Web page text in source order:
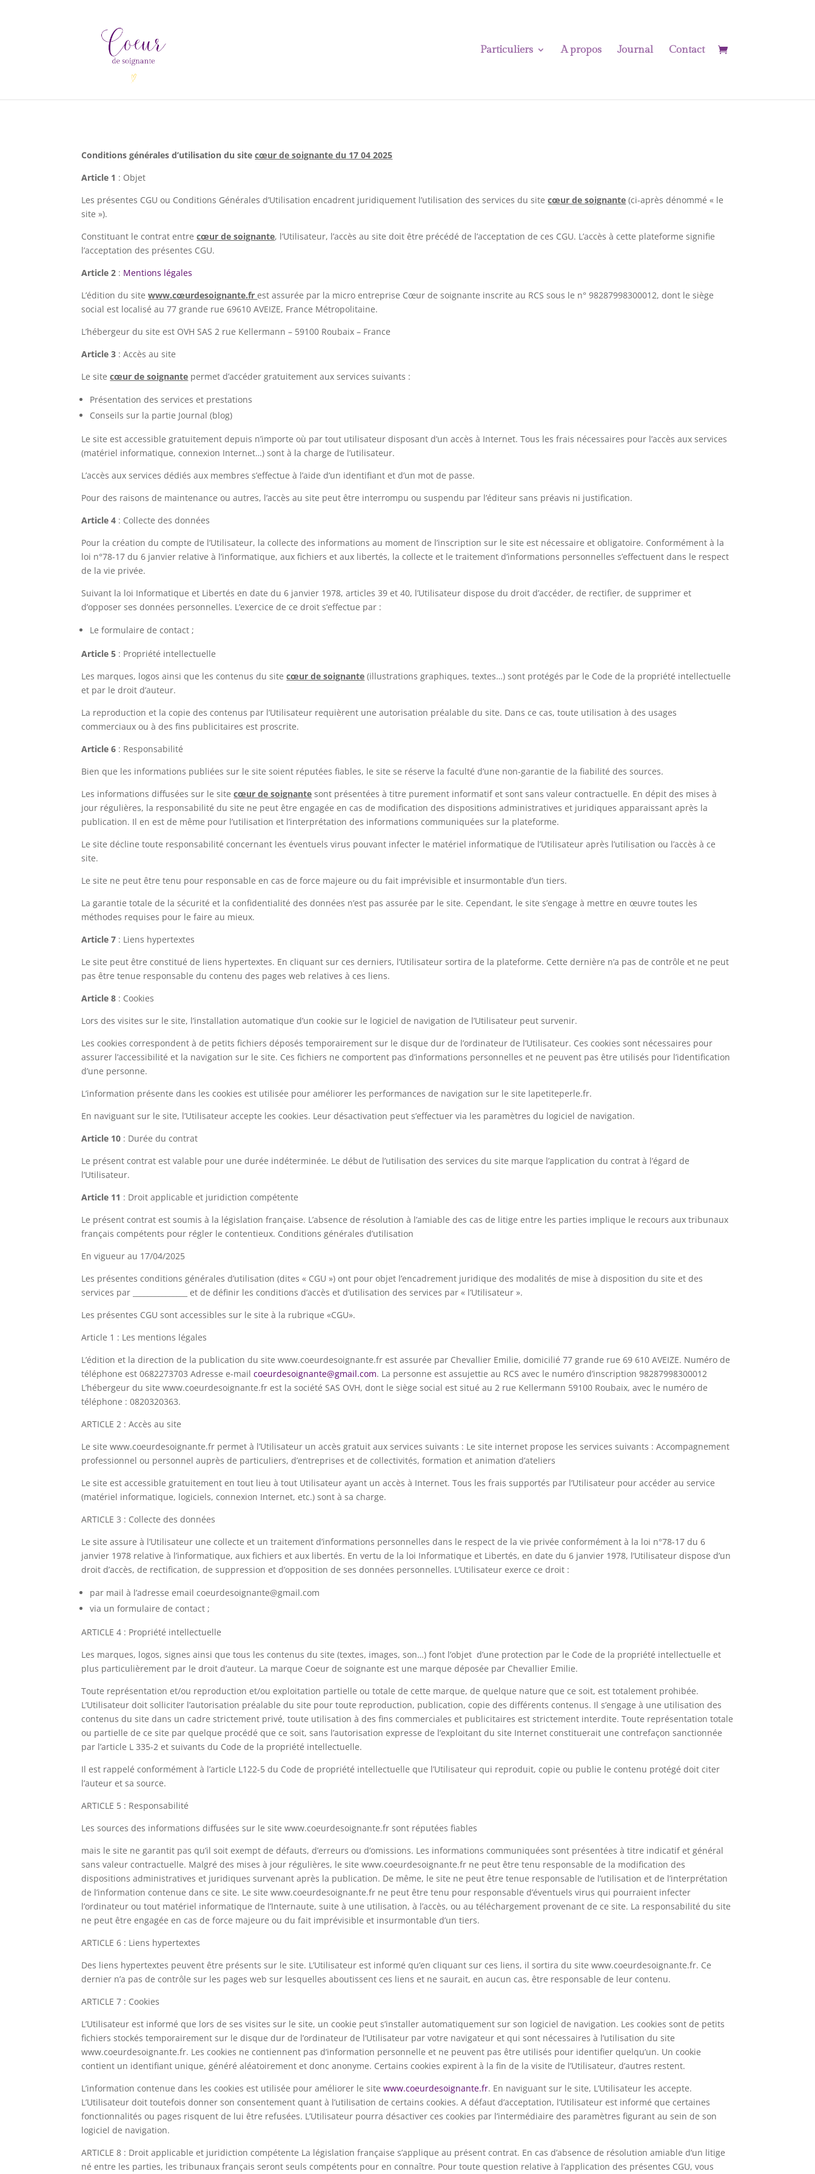
Particuliers A propos Journal Contact
Conditions générales d’utilisation du sitecœur de soignante du 17 04 2025
Article 1 : Objet
Les présentes CGU ou Conditions Générales d’Utilisation encadrent juridiquement l’utilisation des services du sitecœur de soignante (ci-après dénommé « le
site »).
Constituant le contrat entrecœur de soignante, l’Utilisateur, l’accès au site doit être précédé de l’acceptation de ces CGU. L’accès à cette plateforme signifie
l’acceptation des présentes CGU.
Article 2 : Mentions légales
L’édition du sitewww.cœurdesoignante.frest assurée par la micro entreprise Cœur de soignante inscrite au RCS sous le n° 98287998300012, dont le siège
social est localisé au 77 grande rue 69610 AVEIZE, France Métropolitaine.
L’hébergeur du site est OVH SAS 2 rue Kellermann – 59100 Roubaix – France
Article 3 : Accès au site
Le sitecœur de soignante permet d’accéder gratuitement aux services suivants :
Présentation des services et prestations
Conseils sur la partie Journal (blog)
Le site est accessible gratuitement depuis n’importe où par tout utilisateur disposant d’un accès à Internet. Tous les frais nécessaires pour l’accès aux services
(matériel informatique, connexion Internet…) sont à la charge de l’utilisateur.
L’accès aux services dédiés aux membres s’effectue à l’aide d’un identifiant et d’un mot de passe.
Pour des raisons de maintenance ou autres, l’accès au site peut être interrompu ou suspendu par l’éditeur sans préavis ni justification.
Article 4 : Collecte des données
Pour la création du compte de l’Utilisateur, la collecte des informations au moment de l’inscription sur le site est nécessaire et obligatoire. Conformément à la
loi n°78-17 du 6 janvier relative à l’informatique, aux fichiers et aux libertés, la collecte et le traitement d’informations personnelles s’effectuent dans le respect
de la vie privée.
Suivant la loi Informatique et Libertés en date du 6 janvier 1978, articles 39 et 40, l’Utilisateur dispose du droit d’accéder, de rectifier, de supprimer et
d’opposer ses données personnelles. L’exercice de ce droit s’effectue par :
Le formulaire de contact ;
Article 5 : Propriété intellectuelle
Les marques, logos ainsi que les contenus du sitecœur de soignante (illustrations graphiques, textes…) sont protégés par le Code de la propriété intellectuelle
et par le droit d’auteur.
La reproduction et la copie des contenus par l’Utilisateur requièrent une autorisation préalable du site. Dans ce cas, toute utilisation à des usages
commerciaux ou à des fins publicitaires est proscrite.
Article 6 : Responsabilité
Bien que les informations publiées sur le site soient réputées fiables, le site se réserve la faculté d’une non-garantie de la fiabilité des sources.
Les informations diffusées sur le sitecœur de soignante sont présentées à titre purement informatif et sont sans valeur contractuelle. En dépit des mises à
jour régulières, la responsabilité du site ne peut être engagée en cas de modification des dispositions administratives et juridiques apparaissant après la
publication. Il en est de même pour l’utilisation et l’interprétation des informations communiquées sur la plateforme.
Le site décline toute responsabilité concernant les éventuels virus pouvant infecter le matériel informatique de l’Utilisateur après l’utilisation ou l’accès à ce
site.
Le site ne peut être tenu pour responsable en cas de force majeure ou du fait imprévisible et insurmontable d’un tiers.
La garantie totale de la sécurité et la confidentialité des données n’est pas assurée par le site. Cependant, le site s’engage à mettre en œuvre toutes les
méthodes requises pour le faire au mieux.
Article 7 : Liens hypertextes
Le site peut être constitué de liens hypertextes. En cliquant sur ces derniers, l’Utilisateur sortira de la plateforme. Cette dernière n’a pas de contrôle et ne peut
pas être tenue responsable du contenu des pages web relatives à ces liens.
Article 8 : Cookies
Lors des visites sur le site, l’installation automatique d’un cookie sur le logiciel de navigation de l’Utilisateur peut survenir.
Les cookies correspondent à de petits fichiers déposés temporairement sur le disque dur de l’ordinateur de l’Utilisateur. Ces cookies sont nécessaires pour
assurer l’accessibilité et la navigation sur le site. Ces fichiers ne comportent pas d’informations personnelles et ne peuvent pas être utilisés pour l’identification
d’une personne.
L’information présente dans les cookies est utilisée pour améliorer les performances de navigation sur le site lapetiteperle.fr.
En naviguant sur le site, l’Utilisateur accepte les cookies. Leur désactivation peut s’effectuer via les paramètres du logiciel de navigation.
Article 10 : Durée du contrat
Le présent contrat est valable pour une durée indéterminée. Le début de l’utilisation des services du site marque l’application du contrat à l’égard de
l’Utilisateur.
Article 11 : Droit applicable et juridiction compétente
Le présent contrat est soumis à la législation française. L’absence de résolution à l’amiable des cas de litige entre les parties implique le recours aux tribunaux
français compétents pour régler le contentieux. Conditions générales d’utilisation
En vigueur au 17/04/2025
Les présentes conditions générales d’utilisation (dites « CGU ») ont pour objet l’encadrement juridique des modalités de mise à disposition du site et des
services par _______________ et de définir les conditions d’accès et d’utilisation des services par « l’Utilisateur ».
Les présentes CGU sont accessibles sur le site à la rubrique «CGU».
Article 1 : Les mentions légales
L’édition et la direction de la publication du site www.coeurdesoignante.fr est assurée par Chevallier Emilie, domicilié 77 grande rue 69 610 AVEIZE. Numéro de
téléphone est 0682273703 Adresse e-mailcoeurdesoignante@gmail.com. La personne est assujettie au RCS avec le numéro d’inscription 98287998300012
L’hébergeur du site www.coeurdesoignante.fr est la société SAS OVH, dont le siège social est situé au 2 rue Kellermann 59100 Roubaix, avec le numéro de
téléphone : 0820320363.
ARTICLE 2 : Accès au site
Le site www.coeurdesoignante.fr permet à l’Utilisateur un accès gratuit aux services suivants : Le site internet propose les services suivants : Accompagnement
professionnel ou personnel auprès de particuliers, d’entreprises et de collectivités, formation et animation d’ateliers
Le site est accessible gratuitement en tout lieu à tout Utilisateur ayant un accès à Internet. Tous les frais supportés par l’Utilisateur pour accéder au service
(matériel informatique, logiciels, connexion Internet, etc.) sont à sa charge.
ARTICLE 3 : Collecte des données
Le site assure à l’Utilisateur une collecte et un traitement d’informations personnelles dans le respect de la vie privée conformément à la loi n°78-17 du 6
janvier 1978 relative à l’informatique, aux fichiers et aux libertés. En vertu de la loi Informatique et Libertés, en date du 6 janvier 1978, l’Utilisateur dispose d’un
droit d’accès, de rectification, de suppression et d’opposition de ses données personnelles. L’Utilisateur exerce ce droit :
par mail à l’adresse email coeurdesoignante@gmail.com
via un formulaire de contact ;
ARTICLE 4 : Propriété intellectuelle
Les marques, logos, signes ainsi que tous les contenus du site (textes, images, son…) font l’objet d’une protection par le Code de la propriété intellectuelle et
plus particulièrement par le droit d’auteur. La marque Coeur de soignante est une marque déposée par Chevallier Emilie.
Toute représentation et/ou reproduction et/ou exploitation partielle ou totale de cette marque, de quelque nature que ce soit, est totalement prohibée.
L’Utilisateur doit solliciter l’autorisation préalable du site pour toute reproduction, publication, copie des différents contenus. Il s’engage à une utilisation des
contenus du site dans un cadre strictement privé, toute utilisation à des fins commerciales et publicitaires est strictement interdite. Toute représentation totale
ou partielle de ce site par quelque procédé que ce soit, sans l’autorisation expresse de l’exploitant du site Internet constituerait une contrefaçon sanctionnée
par l’article L 335-2 et suivants du Code de la propriété intellectuelle.
Il est rappelé conformément à l’article L122-5 du Code de propriété intellectuelle que l’Utilisateur qui reproduit, copie ou publie le contenu protégé doit citer
l’auteur et sa source.
ARTICLE 5 : Responsabilité
Les sources des informations diffusées sur le site www.coeurdesoignante.fr sont réputées fiables
mais le site ne garantit pas qu’il soit exempt de défauts, d’erreurs ou d’omissions. Les informations communiquées sont présentées à titre indicatif et général
sans valeur contractuelle. Malgré des mises à jour régulières, le site www.coeurdesoignante.fr ne peut être tenu responsable de la modification des
dispositions administratives et juridiques survenant après la publication. De même, le site ne peut être tenue responsable de l’utilisation et de l’interprétation
de l’information contenue dans ce site. Le site www.coeurdesoignante.fr ne peut être tenu pour responsable d’éventuels virus qui pourraient infecter
l’ordinateur ou tout matériel informatique de l’Internaute, suite à une utilisation, à l’accès, ou au téléchargement provenant de ce site. La responsabilité du site
ne peut être engagée en cas de force majeure ou du fait imprévisible et insurmontable d’un tiers.
ARTICLE 6 : Liens hypertextes
Des liens hypertextes peuvent être présents sur le site. L’Utilisateur est informé qu’en cliquant sur ces liens, il sortira du site www.coeurdesoignante.fr. Ce
dernier n’a pas de contrôle sur les pages web sur lesquelles aboutissent ces liens et ne saurait, en aucun cas, être responsable de leur contenu.
ARTICLE 7 : Cookies
L’Utilisateur est informé que lors de ses visites sur le site, un cookie peut s’installer automatiquement sur son logiciel de navigation. Les cookies sont de petits
fichiers stockés temporairement sur le disque dur de l’ordinateur de l’Utilisateur par votre navigateur et qui sont nécessaires à l’utilisation du site
www.coeurdesoignante.fr. Les cookies ne contiennent pas d’information personnelle et ne peuvent pas être utilisés pour identifier quelqu’un. Un cookie
contient un identifiant unique, généré aléatoirement et donc anonyme. Certains cookies expirent à la fin de la visite de l’Utilisateur, d’autres restent.
L’information contenue dans les cookies est utilisée pour améliorer le sitewww.coeurdesoignante.fr. En naviguant sur le site, L’Utilisateur les accepte.
L’Utilisateur doit toutefois donner son consentement quant à l’utilisation de certains cookies. A défaut d’acceptation, l’Utilisateur est informé que certaines
fonctionnalités ou pages risquent de lui être refusées. L’Utilisateur pourra désactiver ces cookies par l’intermédiaire des paramètres figurant au sein de son
logiciel de navigation.
ARTICLE 8 : Droit applicable et juridiction compétente La législation française s’applique au présent contrat. En cas d’absence de résolution amiable d’un litige
né entre les parties, les tribunaux français seront seuls compétents pour en connaître. Pour toute question relative à l’application des présentes CGU, vous